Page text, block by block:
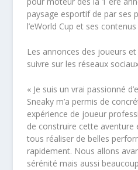
paysage esportif de par ses
l’eWorld Cup et ses
Les annonces des joueurs
suivre sur les réseaux
« Je suis un vrai passionné
Sneaky m’a permis de
expérience de joueur
de construire cette aventure
tous réaliser de belles
rapidement. Nous allons
sérénité mais aussi